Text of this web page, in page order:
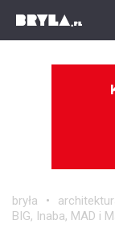
bryła
BIG, Inaba, MAD i